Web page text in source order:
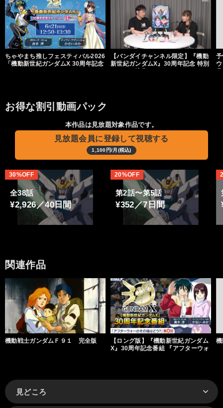
ちゃやまち推しフェスティバル2026
「機動新世紀ガンダムX 30周年記念
【バンダイチャンネル限定】『機動
新世紀ガンダムX』30周年記念 特別
お得な割引動画パック
本作品は見放題対象作品です。
見放題会員に登録して視聴する
1,100円/月(税込)
全38話
¥2,926／40日間
30%OFF
第2話〜第5話
¥352／7日間
20%OFF
関連作品
機動戦士ガンダムＦ９１ 完全版
【ロング版】『機動新世紀ガンダム
X』30周年記念番組 『アフターウォ
見どころ